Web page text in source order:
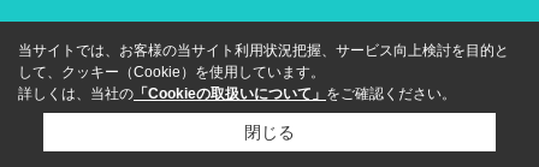
当サイトでは、お客様の当サイト利用状況把握、サービス向上検討を目的と
して、クッキー（Cookie）を使用しています。
詳しくは、当社の 「Cookieの取扱いについて」 をご確認ください。
閉じる